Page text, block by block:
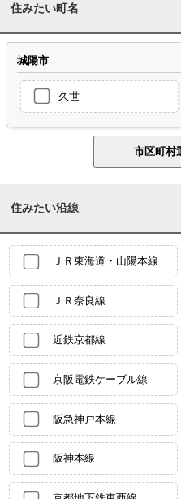
住みたい町名
城陽市
久世
住みたい沿線
ＪＲ東海道・山陽本線
ＪＲ奈良線
近鉄京都線
京阪電鉄ケーブル線
阪急神戸本線
阪神本線